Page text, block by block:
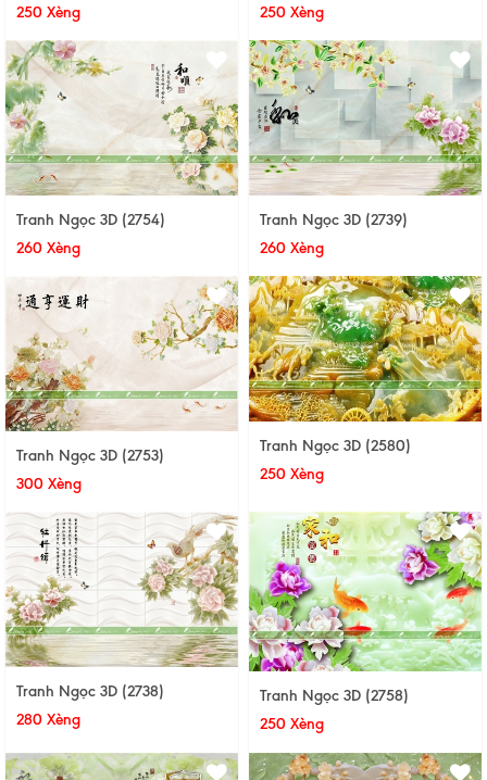
250 Xèng 250 Xèng
Tranh Ngọc 3D (2754)
260 Xèng
Tranh Ngọc 3D (2739)
260 Xèng
Tranh Ngọc 3D (2753)
300 Xèng
Tranh Ngọc 3D (2580)
250 Xèng
Tranh Ngọc 3D (2738)
280 Xèng
Tranh Ngọc 3D (2758)
250 Xèng